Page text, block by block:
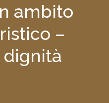
ambito
–